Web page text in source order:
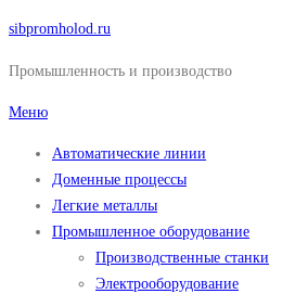
Перейти
содержимому
sibpromholod.ru
Промышленность и производство
Меню
Автоматические линии
Доменные процессы
Легкие металлы
Промышленное оборудование
Производственные станки
Электрооборудование